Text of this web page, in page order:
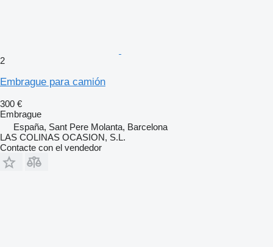
2
Embrague para camión
300 €
Embrague
España, Sant Pere Molanta, Barcelona
LAS COLINAS OCASION, S.L.
Contacte con el vendedor